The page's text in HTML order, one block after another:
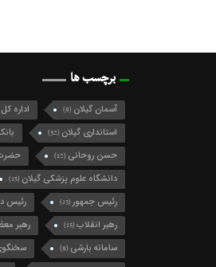
برچسب ها
آسمان گیلان (9) اداره
استانداری گیلان (32)
حسن روحانی (12) حضرت
دانشگاه علوم پزشکی گیلان (15)
رئیس جمهور(13) رئیس
رهبر انقلاب(15) رهبر
سامانه بارشی (9)